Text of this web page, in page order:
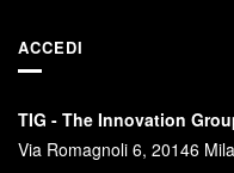
ACCEDI
TIG - The Innovation
Via Romagnoli 6, 20146